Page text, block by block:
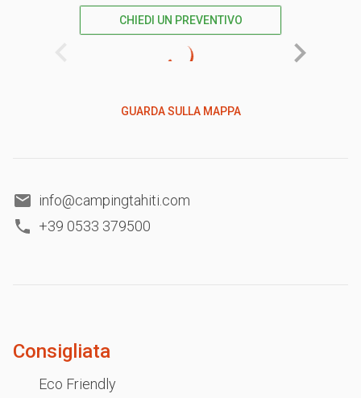
CHIEDI UN PREVENTIVO
GUARDA SULLA MAPPA
info@campingtahiti.com
+39 0533 379500
Consigliata
Eco Friendly